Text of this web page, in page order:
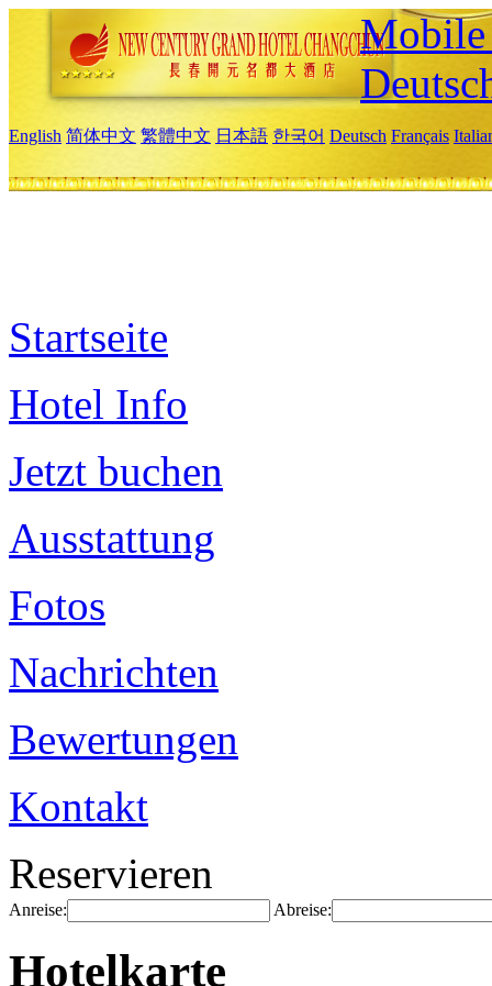
Mobile
English 简体中文 繁體中文 日本語 한국어 Deutsch Français
Startseite
Hotel Info
Jetzt buchen
Ausstattung
Fotos
Nachrichten
Bewertungen
Kontakt
Reservieren
Anreise: Abreise:
Hotelkarte